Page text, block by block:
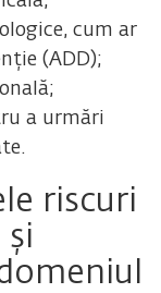
cum ar
(ADD);
a urmări
riscuri
și